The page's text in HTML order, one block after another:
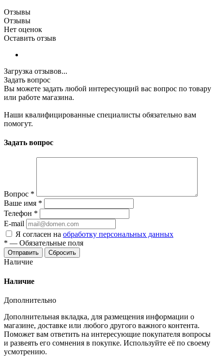
Отзывы
Отзывы
Нет оценок
Оставить отзыв
Загрузка отзывов...
Задать вопрос
Вы можете задать любой интересующий вас вопрос по товару
или работе магазина.
Наши квалифицированные специалисты обязательно вам
помогут.
Задать вопрос
Вопрос *
Ваше имя *
Телефон *
E-mail
Я согласен на обработку персональных данных
* — Обязательные поля
Отправить Сбросить
Наличие
Наличие
Дополнительно
Дополнительная вкладка, для размещения информации о
магазине, доставке или любого другого важного контента.
Поможет вам ответить на интересующие покупателя вопросы
и развеять его сомнения в покупке. Используйте её по своему
усмотрению.